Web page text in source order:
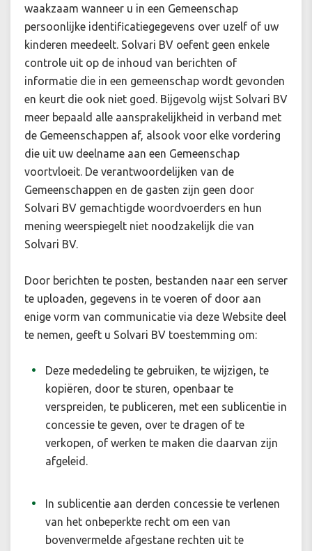
waakzaam wanneer u in een Gemeenschap
persoonlijke identificatiegegevens over uzelf of uw
kinderen meedeelt. Solvari BV oefent geen enkele
controle uit op de inhoud van berichten of
informatie die in een gemeenschap wordt gevonden
en keurt die ook niet goed. Bijgevolg wijst Solvari BV
meer bepaald alle aansprakelijkheid in verband met
de Gemeenschappen af, alsook voor elke vordering
die uit uw deelname aan een Gemeenschap
voortvloeit. De verantwoordelijken van de
Gemeenschappen en de gasten zijn geen door
Solvari BV gemachtigde woordvoerders en hun
mening weerspiegelt niet noodzakelijk die van
Solvari BV.
Door berichten te posten, bestanden naar een server
te uploaden, gegevens in te voeren of door aan
enige vorm van communicatie via deze Website deel
te nemen, geeft u Solvari BV toestemming om:
Deze mededeling te gebruiken, te wijzigen, te
kopiëren, door te sturen, openbaar te
verspreiden, te publiceren, met een sublicentie in
concessie te geven, over te dragen of te
verkopen, of werken te maken die daarvan zijn
afgeleid.
In sublicentie aan derden concessie te verlenen
van het onbeperkte recht om een van
bovenvermelde afgestane rechten uit te